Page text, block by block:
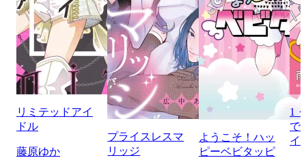
リミテッドアイ
ドル
藤原ゆか
プライスレスマ
リッジ
ようこそ！ハッ
ピーベビタッピ
1
で
イ